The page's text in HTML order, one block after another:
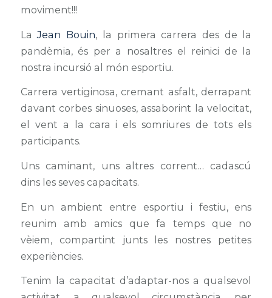
moviment!!!
LaJean Bouin, la primera carrera des de la
pandèmia, és per a nosaltres el reinici de la
nostra incursió al món esportiu.
Carrera vertiginosa, cremant asfalt, derrapant
davant corbes sinuoses, assaborint la velocitat,
el vent a la cara i els somriures de tots els
participants.
Uns caminant, uns altres corrent… cadascú
dins les seves capacitats.
En un ambient entre esportiu i festiu, ens
reunim amb amics que fa temps que no
vèiem, compartint junts les nostres petites
experiències.
Tenim la capacitat d’adaptar-nos a qualsevol